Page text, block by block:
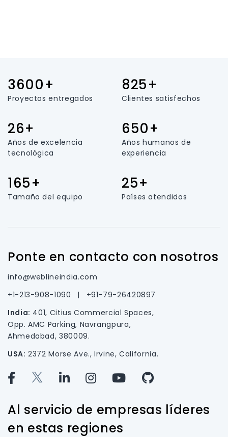
3600+
Proyectos entregados
825+
Clientes satisfechos
26+
Años de excelencia
tecnológica
650+
Años humanos de
experiencia
165+
Tamaño del equipo
25+
Países atendidos
Ponte en contacto con nosotros
info@weblineindia.com
+1-213-908-1090
|
+91-79-26420897
India: 401, Citius Commercial Spaces,
Opp. AMC Parking, Navrangpura,
Ahmedabad, 380009.
USA: 2372 Morse Ave., Irvine, California.
Al servicio de empresas líderes
en estas regiones